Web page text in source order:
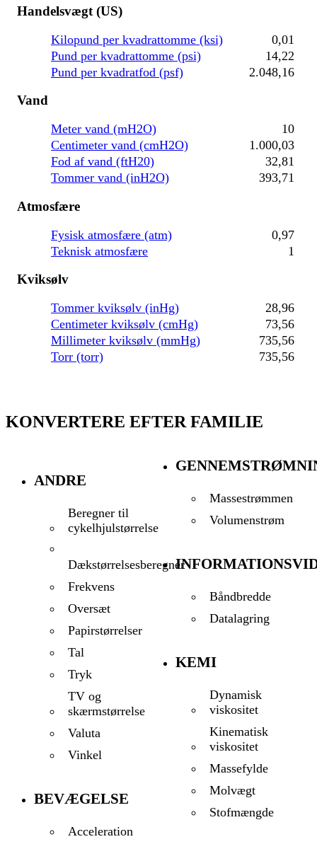
Handelsvægt (US)
Kilopund per kvadrattomme (ksi)
0,01
Pund per kvadrattomme (psi)
14,22
Pund per kvadratfod (psf)
2.048,16
Vand
Meter vand (mH2O)
10
Centimeter vand (cmH2O)
1.000,03
Fod af vand (ftH20)
32,81
Tommer vand (inH2O)
393,71
Atmosfære
Fysisk atmosfære (atm)
0,97
Teknisk atmosfære
1
Kviksølv
Tommer kviksølv (inHg)
28,96
Centimeter kviksølv (cmHg)
73,56
Millimeter kviksølv (mmHg)
735,56
Torr (torr)
735,56
KONVERTERE EFTER FAMILIE
ANDRE
Beregner til
cykelhjulstørrelse
Dækstørrelsesberegner
Frekvens
Oversæt
Papirstørrelser
Tal
Tryk
TV og
skærmstørrelse
Valuta
Vinkel
BEVÆGELSE
Acceleration
Massestrømmen
Volumenstrøm
Båndbredde
Datalagring
KEMI
Dynamisk
viskositet
Kinematisk
viskositet
Massefylde
Molvægt
Stofmængde